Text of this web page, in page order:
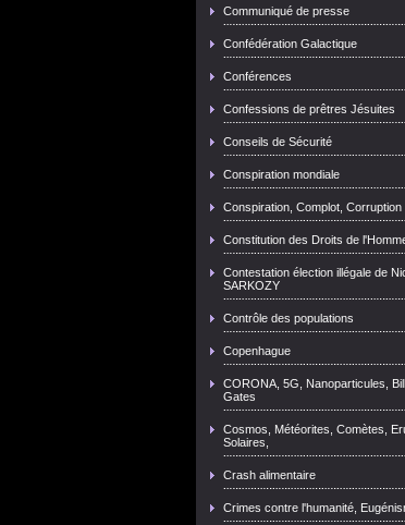
Communiqué de presse
Confédération Galactique
Conférences
Confessions de prêtres Jésuites
Conseils de Sécurité
Conspiration mondiale
Conspiration, Complot, Corruption
Constitution des Droits de
Contestation élection illégale de
SARKOZY
Contrôle des populations
Copenhague
CORONA, 5G, Nanoparticules, Bill
Gates
Cosmos, Météorites, Comètes,
Solaires,
Crash alimentaire
Crimes contre l'humanité,